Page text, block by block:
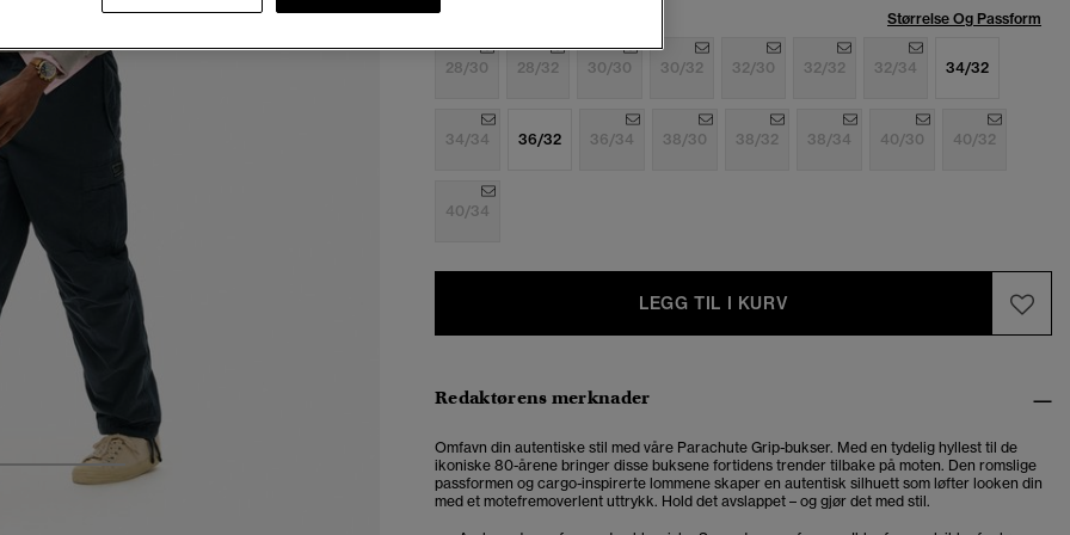
5
Velg Størrelse: Størrelse Og Passform
28/30 28/32 30/30 30/32 32/30 32/32 32/34 34/32
34/34 36/32 36/34 38/30 38/32 38/34 40/30 40/32
40/34
LEGG TIL I KURV
Redaktørens merknader
Omfavn din autentiske stil med våre Parachute Grip-bukser. Med en tydelig hyllest til de
ikoniske 80-årene bringer disse buksene fortidens trender tilbake på moten. Den romslige
passformen og cargo-inspirerte lommene skaper en autentisk silhuett som løfter looken din
med et motefremoverlent uttrykk. Hold det avslappet – og gjør det med stil.